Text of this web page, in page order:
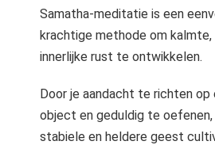
Samatha-meditatie is een
krachtige methode om
innerlijke rust te ontwikkelen.
Door je aandacht te richten op
object en geduldig te oefenen,
stabiele en heldere geest